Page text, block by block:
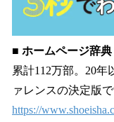
■ ホームページ辞
累計112万部。20年
ァレンスの決定版で
https://